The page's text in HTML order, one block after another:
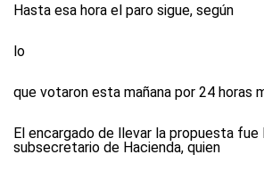
Hasta esa hora el paro sigue, según
lo
que votaron esta mañana por 24 horas
El encargado de llevar la propuesta fue
subsecretario de Hacienda, quien